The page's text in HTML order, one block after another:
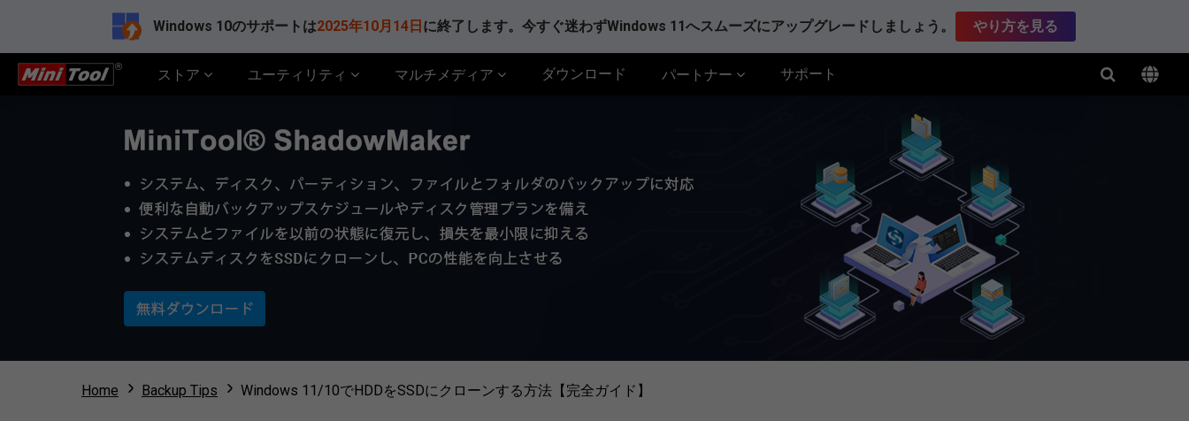
Windows 10のサポートは2025年10月14日 に終了します。今すぐ迷わずWindows 11へスムーズにアップグレードしましょう。 やり方を見る
ストア ユーティリティ マルチメディア ダウンロード パートナー サポート
Home Backup Tips Windows 11/10でHDDをSSDにクローンする方法【完全ガイド】